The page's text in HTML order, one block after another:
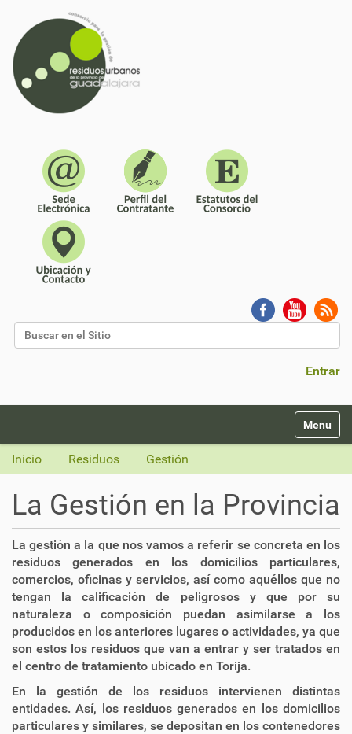
Entrar
v
Toggle
Inicio Residuos Gestión
La Gestión en la Provincia
La gestión a la que nos vamos a referir se concreta en los
residuos generados en los domicilios particulares,
comercios, oficinas y servicios, así como aquéllos que no
tengan la calificación de peligrosos y que por su
naturaleza o composición puedan asimilarse a los
producidos en los anteriores lugares o actividades, ya que
son estos los residuos que van a entrar y ser tratados en
el centro de tratamiento ubicado en Torija.
En la gestión de los residuos intervienen distintas
entidades. Así, los residuos generados en los domicilios
particulares y similares, se depositan en los contenedores